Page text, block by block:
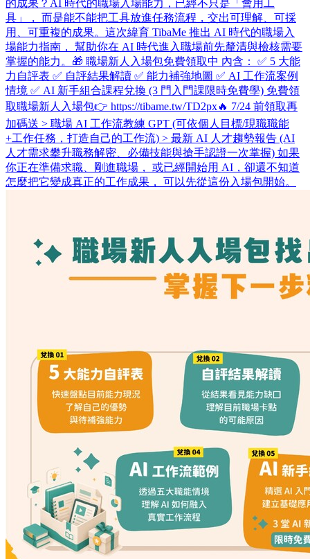
的成果？ ​ AI 時代的職場入場能力，已經不只是「會用工
具」， 而是能不能把工具放進任務流程，交出可理解、可採
用、可重複的成果。 ​ 這次緯育 TibaMe 推出 AI 時代的職場入
場能力指南， 幫助你在 AI 時代進入職場前先釐清與檢核需要
掌握的能力。 ​ 🎁 職場新人入場包免費領取中 內含： ✅ 5 大能
力自評表 ✅ 自評結果解讀 ✅ 能力補強地圖 ✅ AI 工作流案例
情境 ✅ AI 新手組合課程兌換 (3 門入門課限時免費學) 免費領
取職場新人入場包👉 https://tibame.tw/TD2px ​ 🔥 7/24 前領取再
加碼送 > 職場 AI 工作流教練 GPT (可依個人目標/現職職能
+工作任務，打造自己的工作流) > 最新 AI 人才趨勢報告 (AI
人才需求攀升職務解密、必備技能與搶手認證一次掌握) 如果
你正在準備求職、剛進職場， 或已經開始用 AI，卻還不知道
怎麼把它變成真正的工作成果， 可以先從這份入場包開始。 ​